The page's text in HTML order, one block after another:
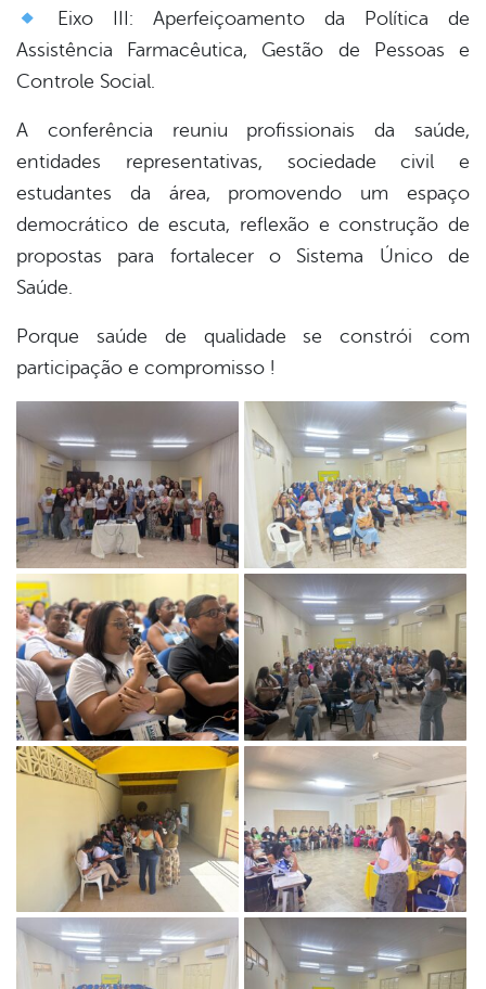
Eixo III: Aperfeiçoamento da Política de
Assistência Farmacêutica, Gestão de Pessoas e
Controle Social.
A conferência reuniu profissionais da saúde,
entidades representativas, sociedade civil e
estudantes da área, promovendo um espaço
democrático de escuta, reflexão e construção de
propostas para fortalecer o Sistema Único de
Saúde.
Porque saúde de qualidade se constrói com
participação e compromisso !